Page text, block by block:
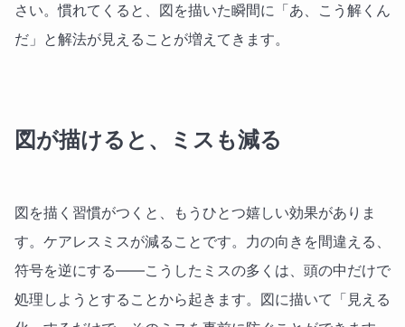
さい。慣れてくると、図を描いた瞬間に「あ、こう解くん
だ」と解法が見えることが増えてきます。
図が描けると、ミスも減る
図を描く習慣がつくと、もうひとつ嬉しい効果がありま
す。ケアレスミスが減ることです。力の向きを間違える、
符号を逆にする——こうしたミスの多くは、頭の中だけで
処理しようとすることから起きます。図に描いて「見える